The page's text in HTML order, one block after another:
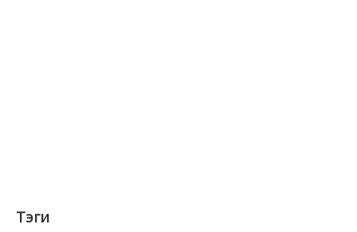
Тэги